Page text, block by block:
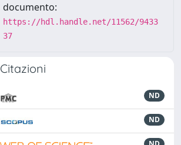
documento:
https://hdl.handle.net/11562/9433
37
Citazioni
ND
ND